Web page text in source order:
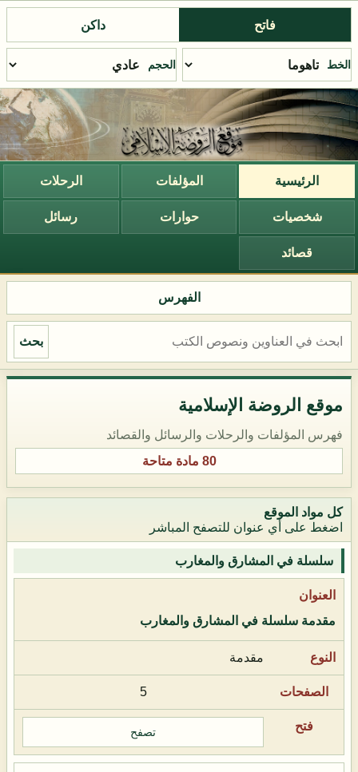
فاتح داكن
الخط الحجم
الرئيسية المؤلفات الرحلات
شخصيات حوارات رسائل
قصائد
الفهرس
بحث
موقع الروضة الإسلامية
فهرس المؤلفات والرحلات والرسائل والقصائد
80 مادة متاحة
كل مواد الموقع
اضغط على أي عنوان للتصفح المباشر
سلسلة في المشارق والمغارب
مقدمة سلسلة في المشارق والمغارب
مقدمة
5
تصفح